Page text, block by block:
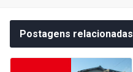
Postagens relacionadas